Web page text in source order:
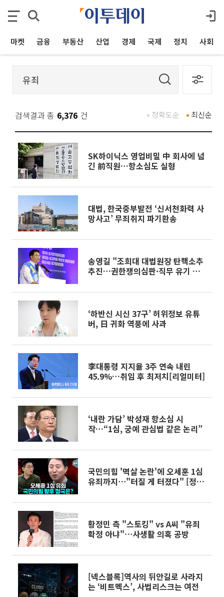
마켓 금융 부동산 산업 경제 국제 정치 사회
검색결과 총 6,376 건 최신순
정확도순
SK하이닉스 영업비밀 中 회사에 넘
긴 前직원…항소심도 실형
대법, 한국중부발전 ‘신서천화력 사
망사고’ 무죄취지 파기환송
송영길 "조희대 대법원장 탄핵소추
추진…권한쟁의심판·직무 유기 고
‘하반신 시신 37구’ 허위정보 유튜
버, 日 귀화 역풍에 사과
李대통령 지지율 3주 연속 내린
45.9%…취임 후 최저치[리얼미터]
‘내란 가담’ 박성재 항소심 시
작…“1심, 궁예 관심법 같은 논리”
국민의힘 '멱살 논란'에 오세훈 1심
유죄까지⋯"터질 게 터졌다" [정치
황정민 측 "스토킹" vs A씨 "유죄
확정 아냐"⋯사생활 의혹 공방
[넥스블록]역사의 뒤안길로 사라지
는 ‘비트멕스’, 사법리스크는 여전